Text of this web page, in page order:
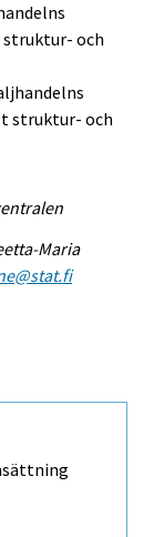
struktur- och
struktur- och
Maria